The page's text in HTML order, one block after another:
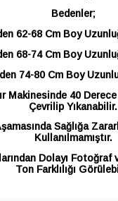
Bedenler;
62-68 Cm Boy
68-74 Cm Boy
74-80 Cm Boy
Makinesinde 40
Çevrilip Yıkanabilir.
Sağlığa
Kullanılmamıştır.
Dolayı Fotoğraf
Ton Farklılığı